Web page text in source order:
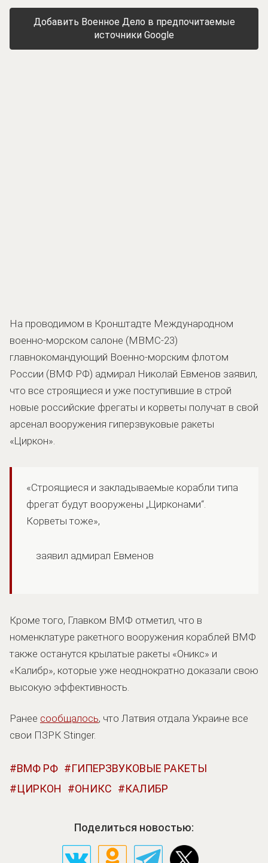
Добавить Военное Дело в предпочитаемые
источники Google
На проводимом в Кронштадте Международном
военно-морском салоне (МВМС-23)
главнокомандующий Военно-морским флотом
России (ВМФ РФ) адмирал Николай Евменов заявил,
что все строящиеся и уже поступившие в строй
новые российские фрегаты и корветы получат в свой
арсенал вооружения гиперзвуковые ракеты
«Циркон».
«Строящиеся и закладываемые корабли типа
фрегат будут вооружены „Цирконами“.
Корветы тоже»,
заявил адмирал Евменов
Кроме того, Главком ВМФ отметил, что в
номенклатуре ракетного вооружения кораблей ВМФ
также останутся крылатые ракеты «Оникс» и
«Калибр», которые уже неоднократно доказали свою
высокую эффективность.
Ранее сообщалось, что Латвия отдала Украине все
свои ПЗРК Stinger.
ВМФ РФ
ГИПЕРЗВУКОВЫЕ РАКЕТЫ
ЦИРКОН
ОНИКС КАЛИБР
Поделиться новостью: